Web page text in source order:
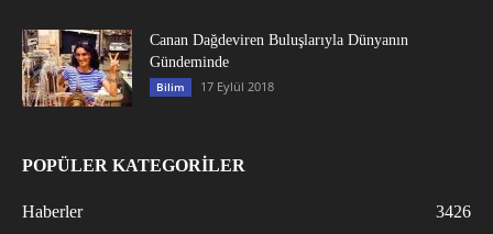
Canan Dağdeviren Buluşlarıyla Dünyanın
Gündeminde
Bilim 17 Eylül 2018
POPÜLER KATEGORİLER
Haberler
3426